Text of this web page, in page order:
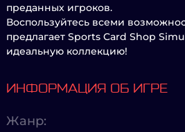
преданных игроков.
Воспользуйтесь всеми
предлагает Sports Card Shop
идеальную коллекцию!
ИНФОРМАЦИЯ ОБ ИГРЕ
Жанр: